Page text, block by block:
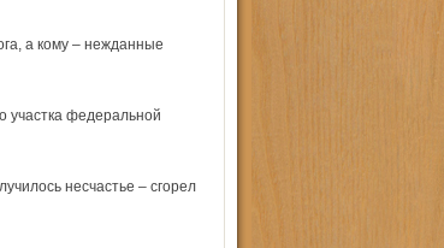
а кому – нежданные
участка федеральной
несчастье – сгорел